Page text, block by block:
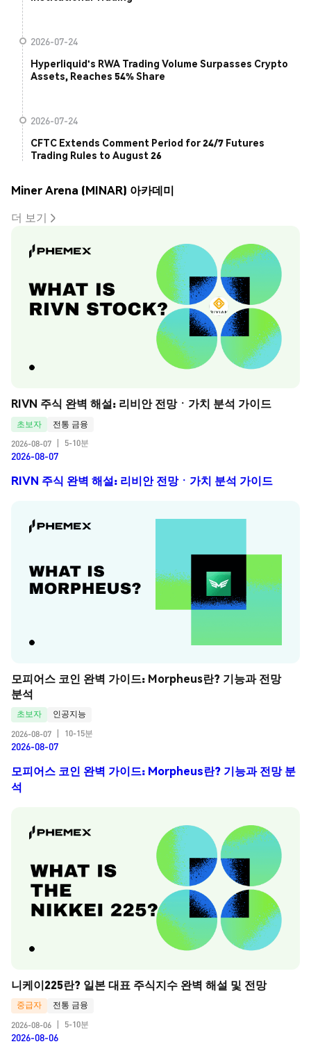
2026-07-24
Hyperliquid's RWA Trading Volume Surpasses Crypto
Assets, Reaches 54% Share
2026-07-24
CFTC Extends Comment Period for 24/7 Futures
Trading Rules to August 26
Miner Arena (MINAR) 아카데미
더 보기
RIVN 주식 완벽 해설: 리비안 전망ㆍ가치 분석 가이드
초보자
전통 금융
2026-08-07
5-10분
2026-08-07
RIVN 주식 완벽 해설: 리비안 전망ㆍ가치 분석 가이드
모피어스 코인 완벽 가이드: Morpheus란? 기능과 전망
분석
초보자
인공지능
2026-08-07
10-15분
2026-08-07
모피어스 코인 완벽 가이드: Morpheus란? 기능과 전망 분
석
니케이225란? 일본 대표 주식지수 완벽 해설 및 전망
중급자
전통 금융
2026-08-06
5-10분
2026-08-06